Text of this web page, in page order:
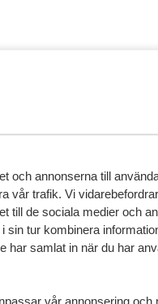
och annonserna till
vår trafik. Vi
till de sociala medier och
tur kombinera
har samlat in när du har
vår annonsering och